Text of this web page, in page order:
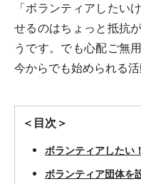
「ボランティアしたい
せるのはちょっと抵抗
うです。でも心配ご無
今からでも始められる活
＜目次＞
ボランティアしたい
ボランティア団体を